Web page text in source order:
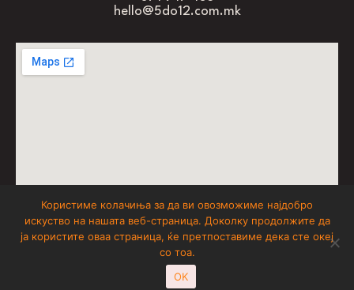
hello@5do12.com.mk
don’t forget to have fun
5 до 12, All Rights Reserved
Powered by
Користиме колачиња за да ви овозможиме најдобро
искуство на нашата веб-страница. Доколку продолжите да
ја користите оваа страница, ќе претпоставиме дека сте океј
со тоа.
OK